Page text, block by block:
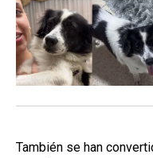
También se han